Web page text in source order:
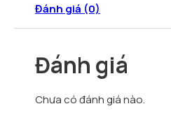
Đánh giá (0)
Đánh giá
Chưa có đánh giá nào.